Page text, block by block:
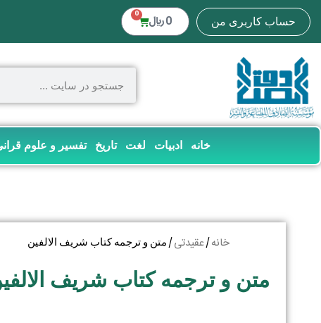
حساب کاربری من 0 ﷼ 0
خانه ادبیات لغت تاریخ تفسیر و علوم
خانه/عقیدتی/ متن و ترجمه کتاب شریف الالفین
متن و ترجمه کتاب شریف